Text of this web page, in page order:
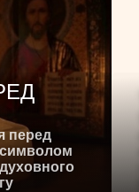
перед
символом